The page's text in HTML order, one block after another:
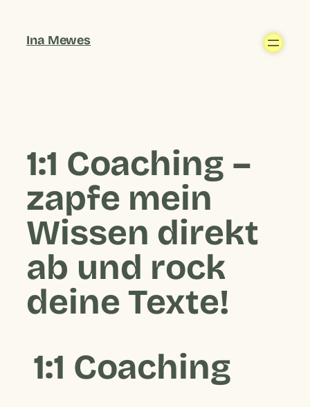
Ina Mewes
1:1 Coaching –
zapfe mein
Wissen direkt
ab und rock
deine Texte!
1:1 Coaching